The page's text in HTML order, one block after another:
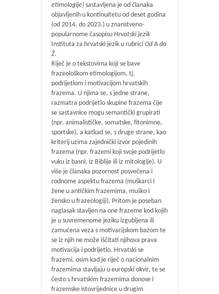
etimologije) sastavljena je od članaka
objavljenih u kontinuitetu od deset godina
(od 2014. do 2023.) u znanstveno-
popularnome časopisu Hrvatski jezik
Instituta za hrvatski jezik u rubrici Od A do
Ž.
Riječ je o tekstovima koji se bave
frazeološkom etimologijom, tj.
podrijetlom i motivacijom hrvatskih
frazema. U njima se, s jedne strane,
razmatra podrijetlo skupine frazema čije
se sastavnice mogu semantički grupirati
(npr. animalističke, somatske, fitonimne,
sportske), a katkad se, s druge strane, kao
kriterij uzima zajednički izvor pojedinih
frazema (npr. frazemi koji svoje podrijetlo
vuku iz basni, iz Biblije ili iz mitologije). U
više je članaka pozornost posvećena i
rodnome aspektu frazema (muškarci i
žene u antičkim frazemima, muško i
žensko u frazeologiji). Pritom je poseban
naglasak stavljen na one frazeme kod kojih
je u suvremenome jeziku izgubljena ili
zamućena veza s motivacijskom bazom te
se iz njih ne može iščitati njihova prava
motivacija i podrijetlo. Hrvatski se
frazemi, osim kad je riječ o nacionalnim
frazemima stavljaju u europski okvir, te se
često s hrvatskim frazemima donose i
frazemske istovrijednice u drugim